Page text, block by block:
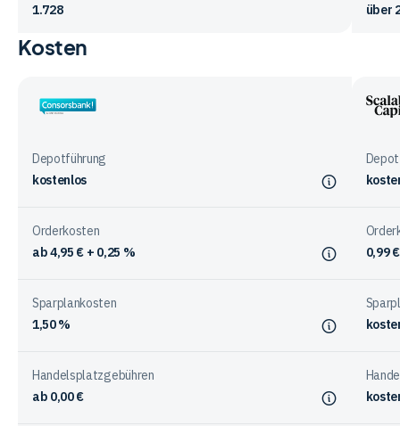
1.728
über
Vergleichstabelle
Anbietern
Kosten
Depotführung
kostenlos
Orderkosten
ab 4,95 € + 0,25 %
0,99 €
Sparplankosten
1,50 %
Handelsplatzgebühren
ab 0,00 €